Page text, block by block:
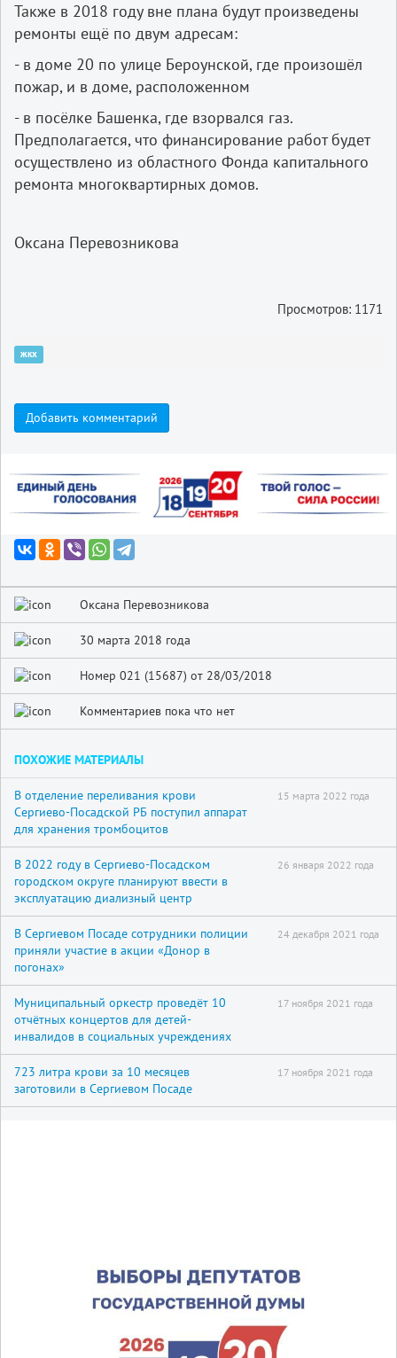
Также в 2018 году вне плана будут произведены
ремонты ещё по двум адресам:
- в доме 20 по улице Бероунской, где произошёл
пожар, и в доме, расположенном
- в посёлке Башенка, где взорвался газ.
Предполагается, что финансирование работ будет
осуществлено из областного Фонда капитального
ремонта многоквартирных домов.
Оксана Перевозникова
Просмотров: 1171
жкх
Добавить комментарий
Оксана Перевозникова
30 марта 2018 года
Номер 021 (15687) от 28/03/2018
Комментариев пока что нет
ПОХОЖИЕ МАТЕРИАЛЫ
В отделение переливания крови
Сергиево-Посадской РБ поступил аппарат
для хранения тромбоцитов
15 марта 2022 года
В 2022 году в Сергиево-Посадском
городском округе планируют ввести в
эксплуатацию диализный центр
26 января 2022 года
В Сергиевом Посаде сотрудники полиции
приняли участие в акции «Донор в
погонах»
24 декабря 2021 года
Муниципальный оркестр проведёт 10
отчётных концертов для детей-
инвалидов в социальных учреждениях
17 ноября 2021 года
723 литра крови за 10 месяцев
заготовили в Сергиевом Посаде
17 ноября 2021 года